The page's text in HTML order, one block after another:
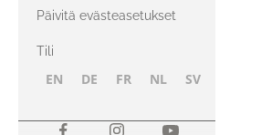
kanssa
Päivitä evästeasetukset
Tili
EN DE FR NL SV